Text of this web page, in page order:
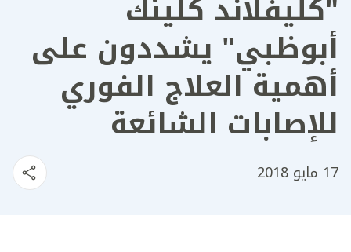
"كليفلاند كلينك
أبوظبي" يشددون على
أهمية العلاج الفوري
للإصابات الشائعة
17 مايو 2018